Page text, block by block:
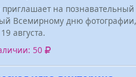
приглашает на познавательный
Всемирному дню
августа.
50